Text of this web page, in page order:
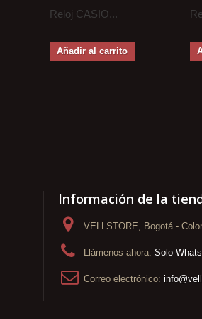
Reloj CASIO...
Añadir al carrito
Información de la
VELLSTORE, Bogotá -
Llámenos ahora: Solo
Correo electrónico: